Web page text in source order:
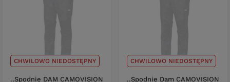
CHWILOWO NIEDOSTĘPNY
..Spodnie DAM CAMOVISION
CHWILOWO NIEDOSTĘPNY
..Spodnie Dam CAMOVISION